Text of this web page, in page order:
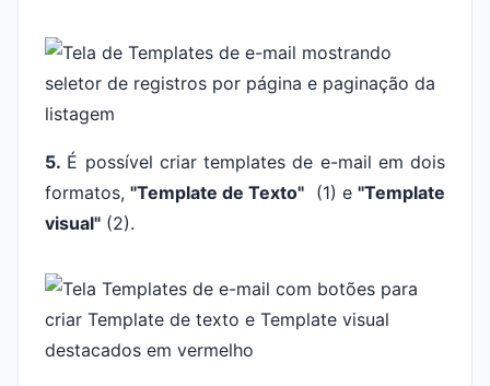
5. É possível criar templates de e-mail em dois
formatos,"Template de Texto" (1) e"Template
visual" (2).